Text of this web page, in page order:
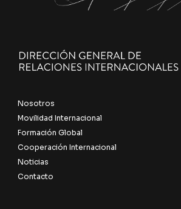
Nosotros
Movilidad Internacional
Formación Global
Cooperación Internacional
Noticias
Contacto